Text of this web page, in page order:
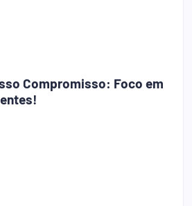
Compromisso: Foco em